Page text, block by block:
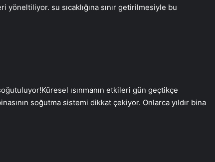
su sıcaklığına sınır getirilmesiyle bu
ısınmanın etkileri gün geçtikçe
soğutma sistemi dikkat çekiyor. Onlarca yıldır bina